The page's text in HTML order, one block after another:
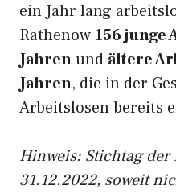
ein Jahr lang
Rathenow 156 junge
Jahrenund ältere
Jahren, die in der
Arbeitslosen bereits
Hinweis: Stichtag
31.12.2022, soweit